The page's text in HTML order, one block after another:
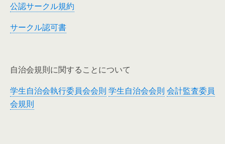
公認サークル規約
サークル認可書
自治会規則に関することについて
学生自治会執行委員会会則 学生自治会会則 会計監査委員
会規則